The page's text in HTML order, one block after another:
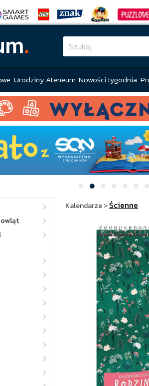
Urodziny Ateneum Nowości tygodnia
Kalendarze>Ścienne